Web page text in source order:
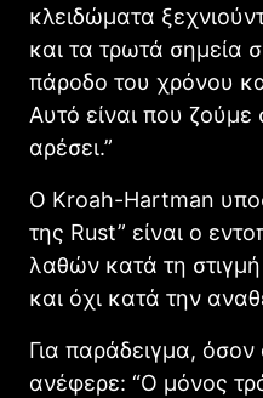
κλειδώματα
και τα τρωτά σημεία
πάροδο του χρόνου
Αυτό είναι που ζούμε
αρέσει.”
Ο Kroah-Hartman
της Rust” είναι ο
λαθών κατά τη
και όχι κατά την
Για παράδειγμα,
ανέφερε: “Ο μόνος